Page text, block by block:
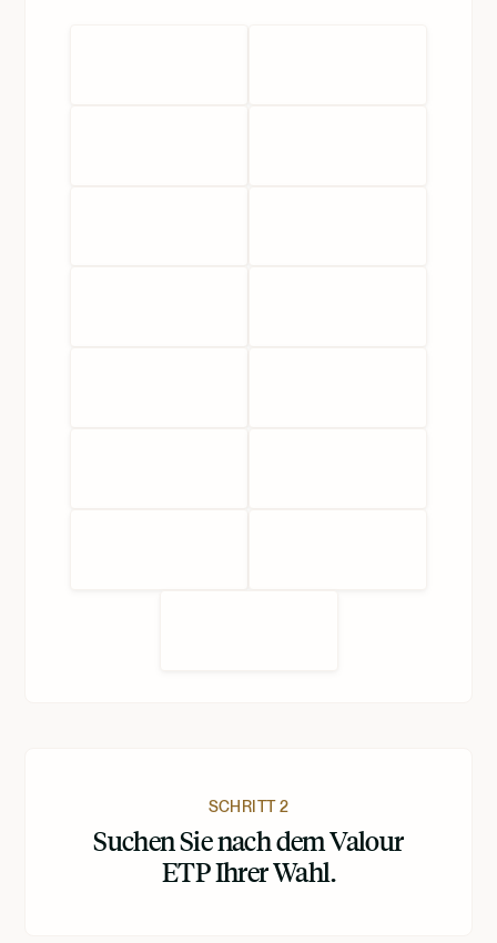
SCHRITT 2
Suchen Sie nach dem Valour
ETP Ihrer Wahl.